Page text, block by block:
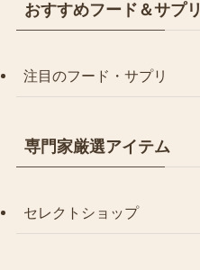
おすすめフード＆サプリ
注目のフード・サプリ
専門家厳選アイテム
セレクトショップ